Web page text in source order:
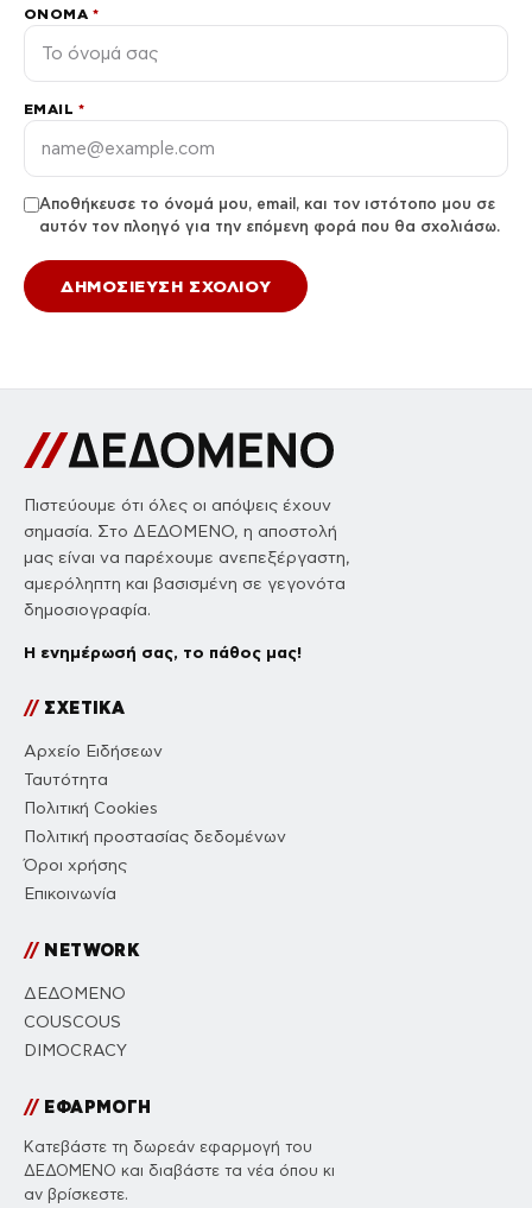
ΌΝΟΜΑ *
EMAIL *
Αποθήκευσε το όνομά μου, email, και τον ιστότοπο μου σε
αυτόν τον πλοηγό για την επόμενη φορά που θα σχολιάσω.
Πιστεύουμε ότι όλες οι απόψεις έχουν
σημασία. Στο ΔΕΔΟΜΕΝΟ, η αποστολή
μας είναι να παρέχουμε ανεπεξέργαστη,
αμερόληπτη και βασισμένη σε γεγονότα
δημοσιογραφία.
Η ενημέρωσή σας, το πάθος μας!
//ΣΧΕΤΙΚΑ
Αρχείο Ειδήσεων
Ταυτότητα
Πολιτική Cookies
Πολιτική προστασίας δεδομένων
Όροι χρήσης
Επικοινωνία
//NETWORK
ΔΕΔΟΜΕΝΟ
COUSCOUS
DIMOCRACY
//ΕΦΑΡΜΟΓΗ
Κατεβάστε τη δωρεάν εφαρμογή του
ΔΕΔΟΜΕΝΟ και διαβάστε τα νέα όπου κι
αν βρίσκεστε.